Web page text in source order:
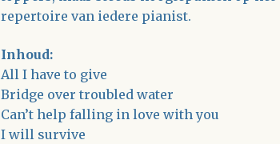
repertoire van iedere pianist.
Inhoud:
All I have to give
Bridge over troubled water
Can’t help falling in love with you
I will survive